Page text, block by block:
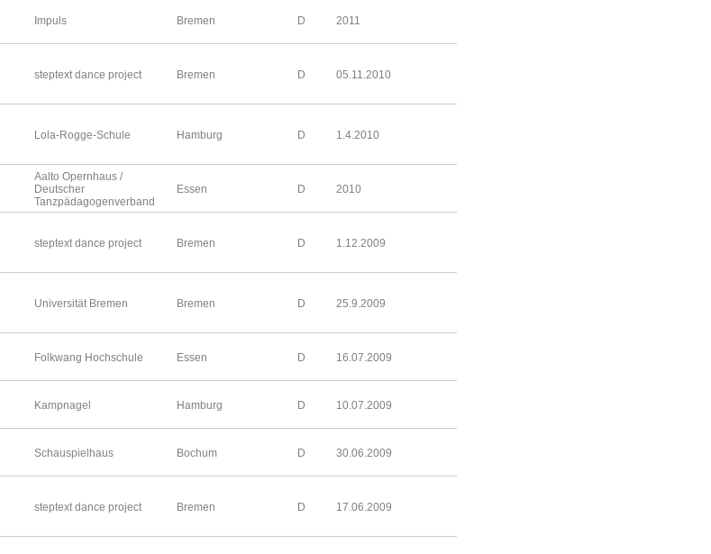
Impuls Bremen D 2011
steptext dance project Bremen D 05.11.2010
Lola-Rogge-Schule Hamburg D 1.4.2010
Aalto Opernhaus /
Deutscher
Tanzpädagogenverband
Essen D 2010
steptext dance project Bremen D 1.12.2009
Universität Bremen Bremen D 25.9.2009
Folkwang Hochschule Essen D 16.07.2009
Kampnagel Hamburg D 10.07.2009
Schauspielhaus Bochum D 30.06.2009
steptext dance project Bremen D 17.06.2009